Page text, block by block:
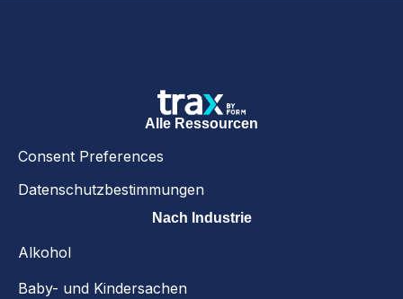
Alle Ressourcen
Consent Preferences
Datenschutzbestimmungen
Nach Industrie
Alkohol
Baby- und Kindersachen